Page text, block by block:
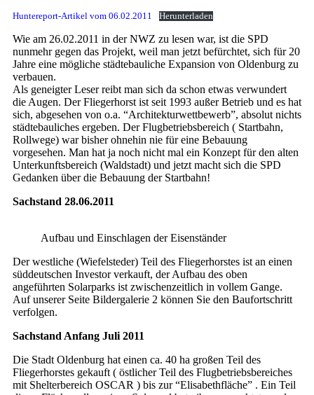
Huntereport-Artikel vom 06.02.2011 Herunterladen
Wie am 26.02.2011 in der NWZ zu lesen war, ist die SPD
nunmehr gegen das Projekt, weil man jetzt befürchtet, sich für 20
Jahre eine mögliche städtebauliche Expansion von Oldenburg zu
verbauen.
Als geneigter Leser reibt man sich da schon etwas verwundert
die Augen. Der Fliegerhorst ist seit 1993 außer Betrieb und es hat
sich, abgesehen von o.a. “Architekturwettbewerb”, absolut nichts
städtebauliches ergeben. Der Flugbetriebsbereich ( Startbahn,
Rollwege) war bisher ohnehin nie für eine Bebauung
vorgesehen. Man hat ja noch nicht mal ein Konzept für den alten
Unterkunftsbereich (Waldstadt) und jetzt macht sich die SPD
Gedanken über die Bebauung der Startbahn!
Sachstand 28.06.2011
Aufbau und Einschlagen der Eisenständer
Der westliche (Wiefelsteder) Teil des Fliegerhorstes ist an einen
süddeutschen Investor verkauft, der Aufbau des oben
angeführten Solarparks ist zwischenzeitlich in vollem Gange.
Auf unserer Seite Bildergalerie 2 können Sie den Baufortschritt
verfolgen.
Sachstand Anfang Juli 2011
Die Stadt Oldenburg hat einen ca. 40 ha großen Teil des
Fliegerhorstes gekauft ( östlicher Teil des Flugbetriebsbereiches
mit Shelterbereich OSCAR ) bis zur “Elisabethfläche” . Ein Teil